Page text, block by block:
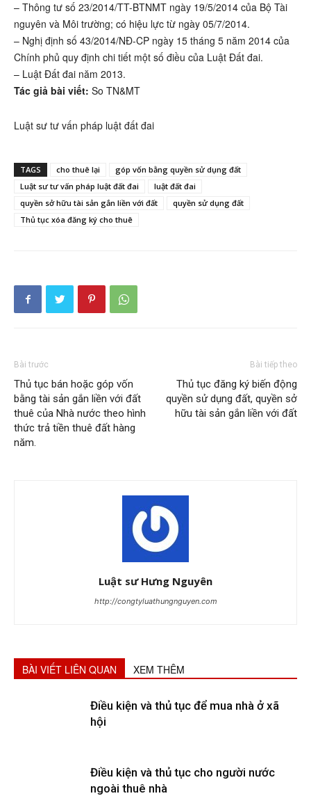
– Thông tư số 23/2014/TT-BTNMT ngày 19/5/2014 của Bộ Tài
nguyên và Môi trường; có hiệu lực từ ngày 05/7/2014.
– Nghị định số 43/2014/NĐ-CP ngày 15 tháng 5 năm 2014 của
Chính phủ quy định chi tiết một số điều của Luật Đất đai.
– Luật Đất đai năm 2013.
Tác giả bài viết: So TN&MT
Luật sư tư vấn pháp luật đất đai
TAGS cho thuê lại
góp vốn bằng quyền sử dụng đất
Luật sư tư vấn pháp luật đất đai
luật đất đai
quyền sở hữu tài sản gắn liền với đất
quyền sử dụng đất
Thủ tục xóa đăng ký cho thuê
Bài trước
Thủ tục bán hoặc góp vốn
bằng tài sản gắn liền với đất
thuê của Nhà nước theo hình
thức trả tiền thuê đất hàng
năm.
Bài tiếp theo
Thủ tục đăng ký biến động
quyền sử dụng đất, quyền sở
hữu tài sản gắn liền với đất
Luật sư Hưng Nguyên
http://congtyluathungnguyen.com
BÀI VIẾT LIÊN QUAN XEM THÊM
Điều kiện và thủ tục để mua nhà ở xã
hội
Điều kiện và thủ tục cho người nước
ngoài thuê nhà